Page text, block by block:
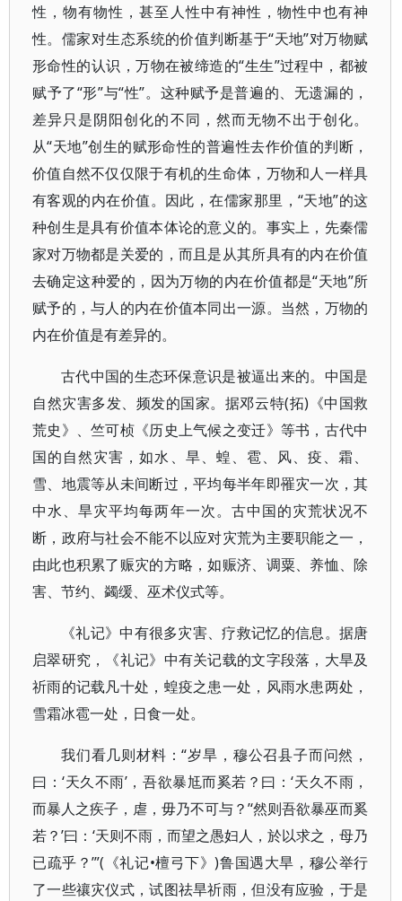
性，物有物性，甚至人性中有神性，物性中也有神
性。儒家对生态系统的价值判断基于“天地”对万物赋
形命性的认识，万物在被缔造的“生生”过程中，都被
赋予了“形”与“性”。这种赋予是普遍的、无遗漏的，
差异只是阴阳创化的不同，然而无物不出于创化。
从“天地”创生的赋形命性的普遍性去作价值的判断，
价值自然不仅仅限于有机的生命体，万物和人一样具
有客观的内在价值。因此，在儒家那里，“天地”的这
种创生是具有价值本体论的意义的。事实上，先秦儒
家对万物都是关爱的，而且是从其所具有的内在价值
去确定这种爱的，因为万物的内在价值都是“天地”所
赋予的，与人的内在价值本同出一源。当然，万物的
内在价值是有差异的。
古代中国的生态环保意识是被逼出来的。中国是
自然灾害多发、频发的国家。据邓云特(拓)《中国救
荒史》、竺可桢《历史上气候之变迁》等书，古代中
国的自然灾害，如水、旱、蝗、雹、风、疫、霜、
雪、地震等从未间断过，平均每半年即罹灾一次，其
中水、旱灾平均每两年一次。古中国的灾荒状况不
断，政府与社会不能不以应对灾荒为主要职能之一，
由此也积累了赈灾的方略，如赈济、调粟、养恤、除
害、节约、蠲缓、巫术仪式等。
《礼记》中有很多灾害、疗救记忆的信息。据唐
启翠研究，《礼记》中有关记载的文字段落，大旱及
祈雨的记载凡十处，蝗疫之患一处，风雨水患两处，
雪霜冰雹一处，日食一处。
我们看几则材料：“岁旱，穆公召县子而问然，
曰：‘天久不雨’，吾欲暴尪而奚若？曰：‘天久不雨，
而暴人之疾子，虐，毋乃不可与？’‘然则吾欲暴巫而奚
若？’曰：‘天则不雨，而望之愚妇人，於以求之，母乃
已疏乎？’”(《礼记•檀弓下》)鲁国遇大旱，穆公举行
了一些禳灾仪式，试图祛旱祈雨，但没有应验，于是